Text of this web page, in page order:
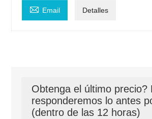
 Email Detalles
Obtenga el último precio?
responderemos lo antes
(dentro de las 12 horas)